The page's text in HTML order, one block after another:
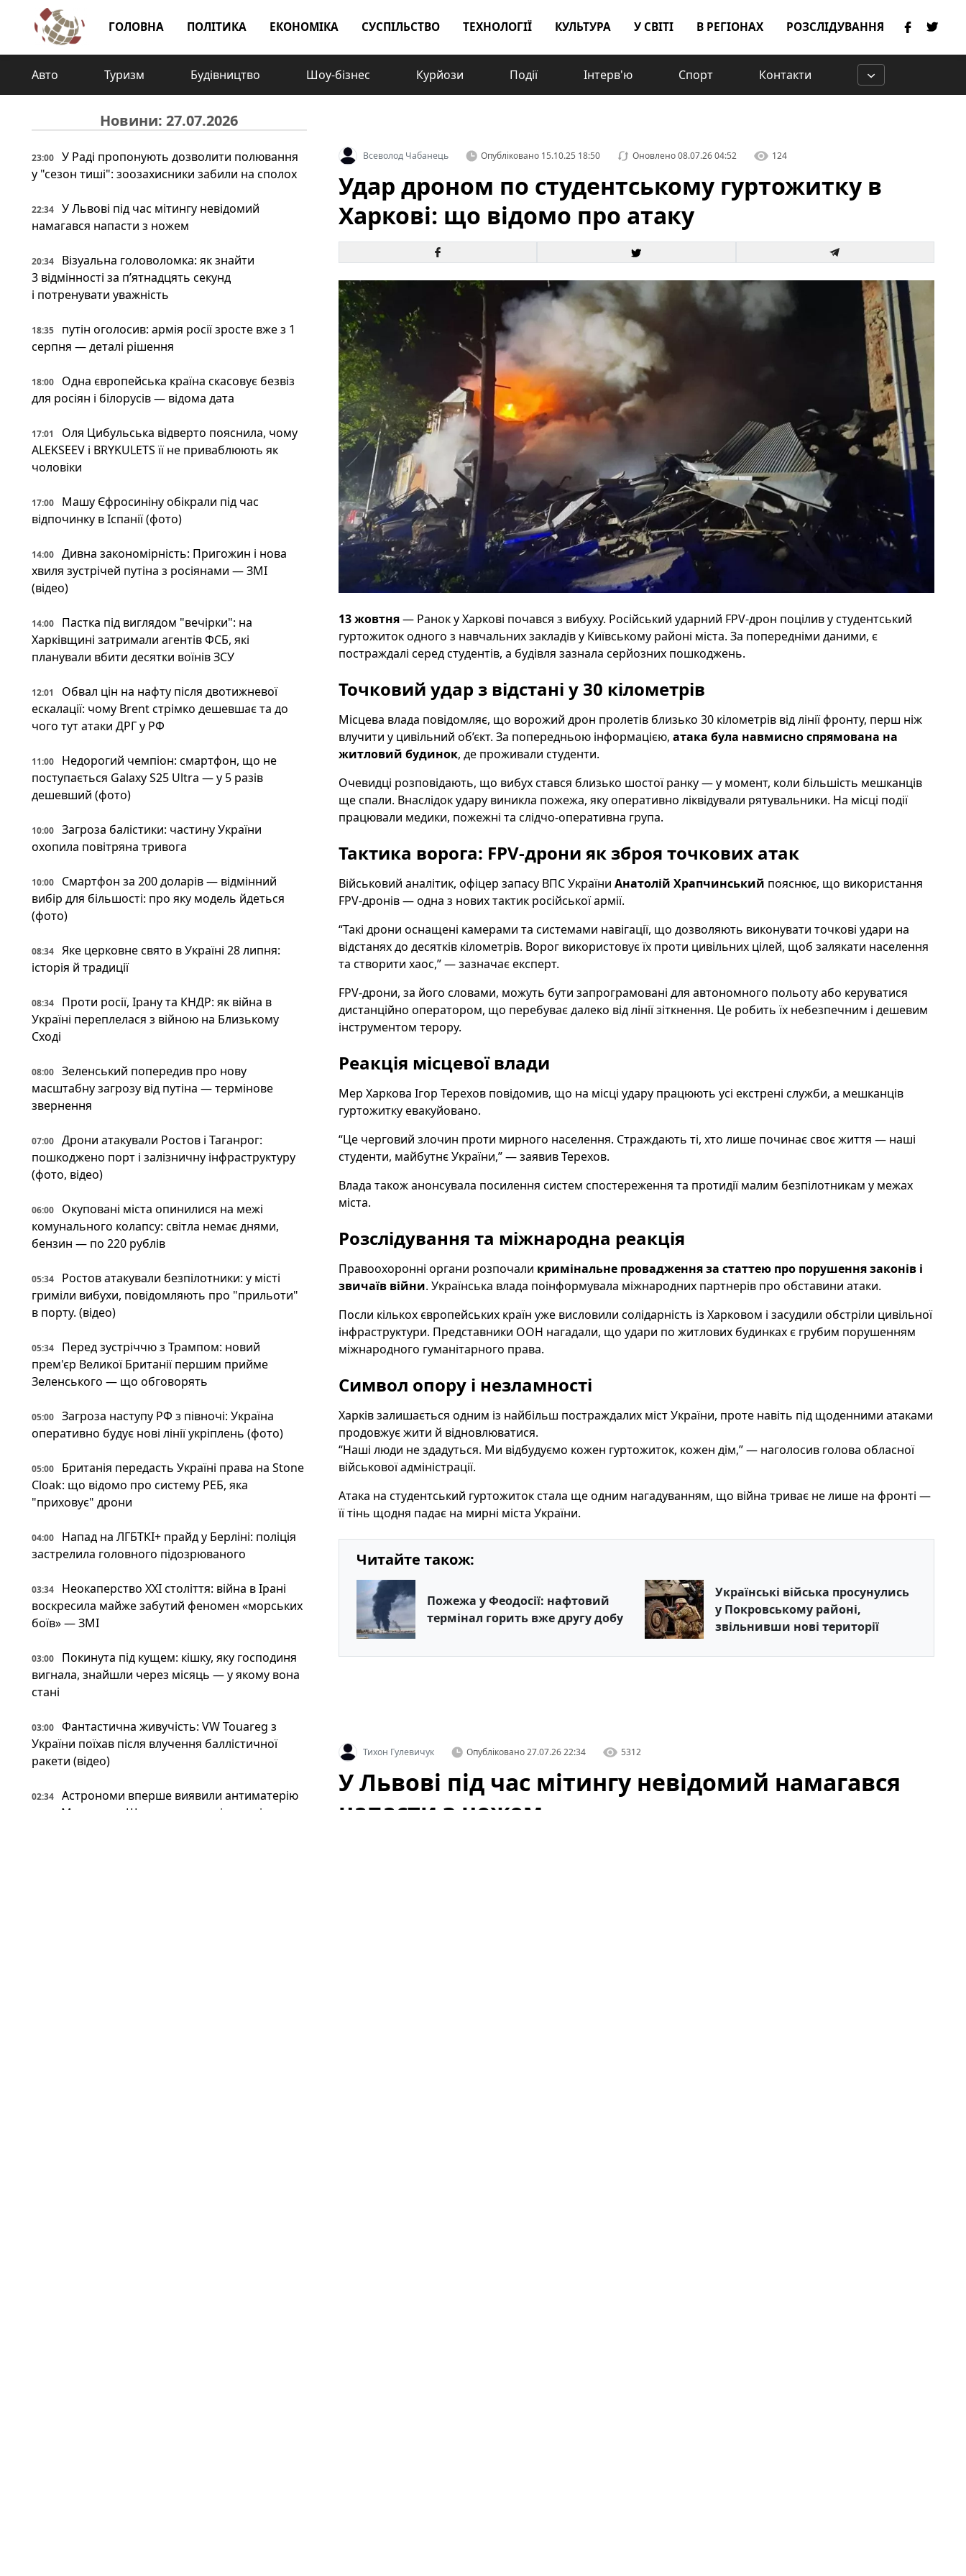
ГОЛОВНА ПОЛІТИКА ЕКОНОМІКА СУСПІЛЬСТВО ТЕХНОЛОГІЇ КУЛЬТУРА У СВІТІ В РЕГІОНАХ РОЗСЛІДУВАННЯ
Авто Туризм Будівництво Шоу-бізнес Курйози Події Інтерв'ю Спорт Контакти
Новини: 27.07.2026
23:00
У Раді пропонують дозволити полювання
у "сезон тиші": зоозахисники забили на сполох
22:34
У Львові під час мітингу невідомий
намагався напасти з ножем
20:34
Візуальна головоломка: як знайти
3 відмінності за п’ятнадцять секунд
і потренувати уважність
18:35
путін оголосив: армія росії зросте вже з 1
серпня — деталі рішення
18:00
Одна європейська країна скасовує безвіз
для росіян і білорусів — відома дата
17:01
Оля Цибульська відверто пояснила, чому
ALEKSEEV і BRYKULETS її не приваблюють як
чоловіки
17:00
Машу Єфросиніну обікрали під час
відпочинку в Іспанії (фото)
14:00
Дивна закономірність: Пригожин і нова
хвиля зустрічей путіна з росіянами — ЗМІ
(відео)
14:00
Пастка під виглядом "вечірки": на
Харківщині затримали агентів ФСБ, які
планували вбити десятки воїнів ЗСУ
12:01
Обвал цін на нафту після двотижневої
ескалації: чому Brent стрімко дешевшає та до
чого тут атаки ДРГ у РФ
11:00
Недорогий чемпіон: смартфон, що не
поступається Galaxy S25 Ultra — у 5 разів
дешевший (фото)
10:00
Загроза балістики: частину України
охопила повітряна тривога
10:00
Смартфон за 200 доларів — відмінний
вибір для більшості: про яку модель йдеться
(фото)
08:34
Яке церковне свято в Україні 28 липня:
історія й традиції
08:34
Проти росії, Ірану та КНДР: як війна в
Україні переплелася з війною на Близькому
Сході
08:00
Зеленський попередив про нову
масштабну загрозу від путіна — термінове
звернення
07:00
Дрони атакували Ростов і Таганрог:
пошкоджено порт і залізничну інфраструктуру
(фото, відео)
06:00
Окуповані міста опинилися на межі
комунального колапсу: світла немає днями,
бензин — по 220 рублів
05:34
Ростов атакували безпілотники: у місті
гриміли вибухи, повідомляють про "прильоти"
в порту. (відео)
05:34
Перед зустріччю з Трампом: новий
прем'єр Великої Британії першим прийме
Зеленського — що обговорять
05:00
Загроза наступу РФ з півночі: Україна
оперативно будує нові лінії укріплень (фото)
05:00
Британія передасть Україні права на Stone
Cloak: що відомо про систему РЕБ, яка
"приховує" дрони
04:00
Напад на ЛГБТКІ+ прайд у Берліні: поліція
застрелила головного підозрюваного
03:34
Неокаперство XXI століття: війна в Ірані
воскресила майже забутий феномен «морських
боїв» — ЗМІ
03:00
Покинута під кущем: кішку, яку господиня
вигнала, знайшли через місяць — у якому вона
стані
03:00
Фантастична живучість: VW Touareg з
України поїхав після влучення баллістичної
ракети (відео)
02:34
Астрономи вперше виявили антиматерію
поза Молочним Шляхом — вона інша, ніж
Всеволод Чабанець Опубліковано15.10.25 18:50 Оновлено08.07.26 04:52 124
Удар дроном по студентському гуртожитку в
Харкові: що відомо про атаку
13 жовтня— Ранок у Харкові почався з вибуху. Російський ударний FPV-дрон поцілив у студентський
гуртожиток одного з навчальних закладів у Київському районі міста. За попередніми даними, є
постраждалі серед студентів, а будівля зазнала серйозних пошкоджень.
Точковий удар з відстані у 30 кілометрів
Місцева влада повідомляє, що ворожий дрон пролетів близько 30 кілометрів від лінії фронту, перш ніж
влучити у цивільний об’єкт. За попередньою інформацією, атака була навмисно спрямована на
житловий будинок, де проживали студенти.
Очевидці розповідають, що вибух стався близько шостої ранку — у момент, коли більшість мешканців
ще спали. Внаслідок удару виникла пожежа, яку оперативно ліквідували рятувальники. На місці події
працювали медики, пожежні та слідчо-оперативна група.
Тактика ворога: FPV-дрони як зброя точкових атак
Військовий аналітик, офіцер запасу ВПС України Анатолій Храпчинський пояснює, що використання
FPV-дронів — одна з нових тактик російської армії.
“Такі дрони оснащені камерами та системами навігації, що дозволяють виконувати точкові удари на
відстанях до десятків кілометрів. Ворог використовує їх проти цивільних цілей, щоб залякати населення
та створити хаос,” — зазначає експерт.
FPV-дрони, за його словами, можуть бути запрограмовані для автономного польоту або керуватися
дистанційно оператором, що перебуває далеко від лінії зіткнення. Це робить їх небезпечним і дешевим
інструментом терору.
Реакція місцевої влади
Мер Харкова Ігор Терехов повідомив, що на місці удару працюють усі екстрені служби, а мешканців
гуртожитку евакуйовано.
“Це черговий злочин проти мирного населення. Страждають ті, хто лише починає своє життя — наші
студенти, майбутнє України,” — заявив Терехов.
Влада також анонсувала посилення систем спостереження та протидії малим безпілотникам у межах
міста.
Розслідування та міжнародна реакція
Правоохоронні органи розпочали кримінальне провадження за статтею про порушення законів і
звичаїв війни. Українська влада поінформувала міжнародних партнерів про обставини атаки.
Посли кількох європейських країн уже висловили солідарність із Харковом і засудили обстріли цивільної
інфраструктури. Представники ООН нагадали, що удари по житлових будинках є грубим порушенням
міжнародного гуманітарного права.
Символ опору і незламності
Харків залишається одним із найбільш постраждалих міст України, проте навіть під щоденними атаками
продовжує жити й відновлюватися.
“Наші люди не здадуться. Ми відбудуємо кожен гуртожиток, кожен дім,” — наголосив голова обласної
військової адміністрації.
Атака на студентський гуртожиток стала ще одним нагадуванням, що війна триває не лише на фронті —
її тінь щодня падає на мирні міста України.
Читайте також:
Пожежа у Феодосії: нафтовий
термінал горить вже другу добу
Українські війська просунулись
у Покровському районі,
звільнивши нові території
Тихон Гулевичук Опубліковано27.07.26 22:34 5312
У Львові під час мітингу невідомий намагався
напасти з ножем